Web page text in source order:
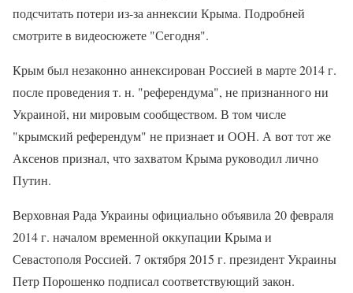
подсчитать потери из-за аннексии Крыма. Подробней
смотрите в видеосюжете "Сегодня".
Крым был незаконно аннексирован Россией в марте 2014 г.
после проведения т. н. "референдума", не признанного ни
Украиной, ни мировым сообществом. В том числе
"крымский референдум" не признает и ООН. А вот тот же
Аксенов признал, что захватом Крыма руководил лично
Путин.
Верховная Рада Украины официально объявила 20 февраля
2014 г. началом временной оккупации Крыма и
Севастополя Россией. 7 октября 2015 г. президент Украины
Петр Порошенко подписал соответствующий закон.